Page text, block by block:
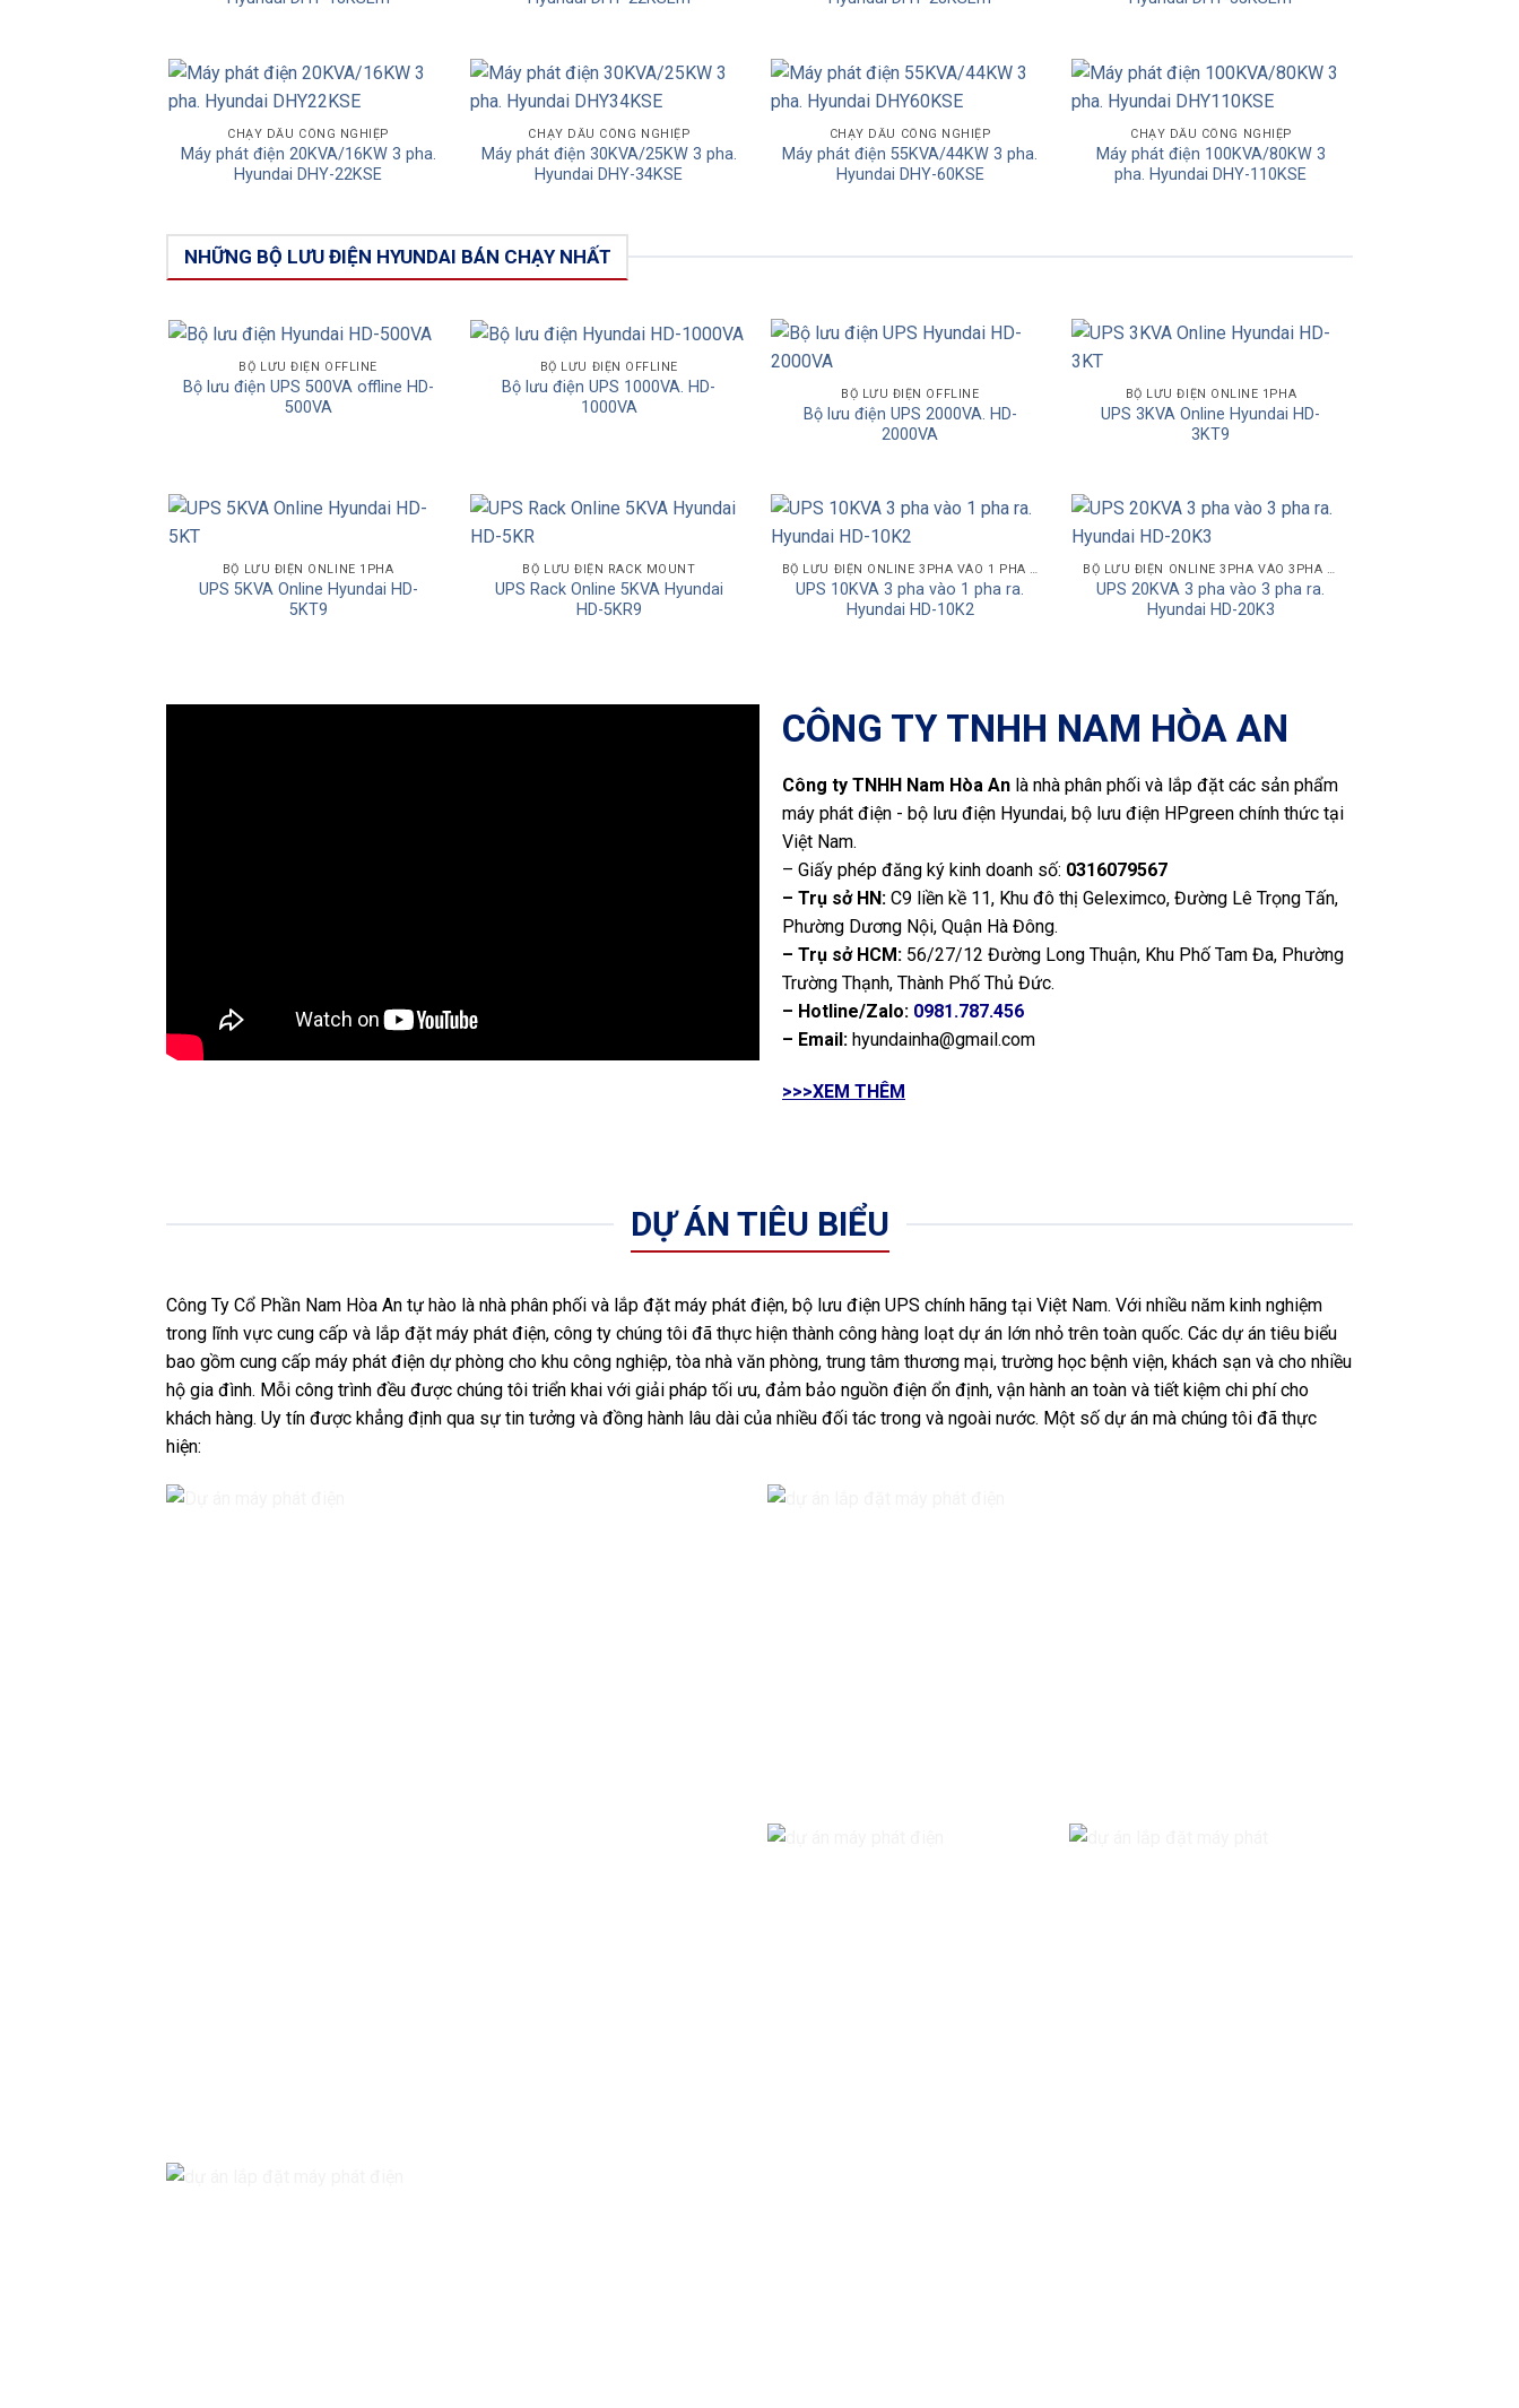
Add to
Wishlist
CHẠY DẦU CÔNG NGHIỆP
Máy phát điện 20KVA/16KW 3 pha.
Hyundai DHY-22KSE
Add to
Wishlist
CHẠY DẦU CÔNG NGHIỆP
Máy phát điện 30KVA/25KW 3 pha.
Hyundai DHY-34KSE
Add to
Wishlist
CHẠY DẦU CÔNG NGHIỆP
Máy phát điện 55KVA/44KW 3 pha.
Hyundai DHY-60KSE
Add to
Wishlist
CHẠY DẦU CÔNG NGHIỆP
Máy phát điện 100KVA/80KW 3
pha. Hyundai DHY-110KSE
NHỮNG BỘ LƯU ĐIỆN HYUNDAI BÁN CHẠY NHẤT
Add to
BỘ LƯU ĐIỆN OFFLINE
Bộ lưu điện UPS 500VA offline HD-
500VA
Add to
BỘ LƯU ĐIỆN OFFLINE
Bộ lưu điện UPS 1000VA. HD-
1000VA
Wishlist
BỘ LƯU ĐIỆN OFFLINE
Bộ lưu điện UPS 2000VA. HD-
2000VA
Add to
Wishlist
BỘ LƯU ĐIỆN ONLINE 1PHA
UPS 3KVA Online Hyundai HD-
3KT9
Add to
Wishlist
BỘ LƯU ĐIỆN ONLINE 1PHA
UPS 5KVA Online Hyundai HD-
5KT9
Add to
Wishlist
BỘ LƯU ĐIỆN RACK MOUNT
UPS Rack Online 5KVA Hyundai
HD-5KR9
Add to
Wishlist
BỘ LƯU ĐIỆN ONLINE 3PHA VÀO 1 PHA RA
UPS 10KVA 3 pha vào 1 pha ra.
Hyundai HD-10K2
Add to
Wishlist
BỘ LƯU ĐIỆN ONLINE 3PHA VÀO 3PHA RA
UPS 20KVA 3 pha vào 3 pha ra.
Hyundai HD-20K3
CÔNG TY TNHH NAM HÒA AN
Công ty TNHH Nam Hòa An là nhà phân phối và lắp đặt các sản phẩm
máy phát điện - bộ lưu điện Hyundai, bộ lưu điện HPgreen chính thức tại
Việt Nam.
– Giấy phép đăng ký kinh doanh số: 0316079567
– Trụ sở HN: C9 liền kề 11, Khu đô thị Geleximco, Đường Lê Trọng Tấn,
Phường Dương Nội, Quận Hà Đông.
– Trụ sở HCM: 56/27/12 Đường Long Thuận, Khu Phố Tam Đa, Phường
Trường Thạnh, Thành Phố Thủ Đức.
– Hotline/Zalo: 0981.787.456
– Email: hyundainha@gmail.com
>>>XEM THÊM
DỰ ÁN TIÊU BIỂU
Công Ty Cổ Phần Nam Hòa An tự hào là nhà phân phối và lắp đặt máy phát điện, bộ lưu điện UPS chính hãng tại Việt Nam. Với nhiều năm kinh nghiệm
trong lĩnh vực cung cấp và lắp đặt máy phát điện, công ty chúng tôi đã thực hiện thành công hàng loạt dự án lớn nhỏ trên toàn quốc. Các dự án tiêu biểu
bao gồm cung cấp máy phát điện dự phòng cho khu công nghiệp, tòa nhà văn phòng, trung tâm thương mại, trường học bệnh viện, khách sạn và cho nhiều
hộ gia đình. Mỗi công trình đều được chúng tôi triển khai với giải pháp tối ưu, đảm bảo nguồn điện ổn định, vận hành an toàn và tiết kiệm chi phí cho
khách hàng. Uy tín được khẳng định qua sự tin tưởng và đồng hành lâu dài của nhiều đối tác trong và ngoài nước. Một số dự án mà chúng tôi đã thực
hiện: